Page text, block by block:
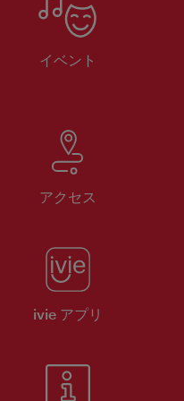
イベント
アクセス
ivie アプリ